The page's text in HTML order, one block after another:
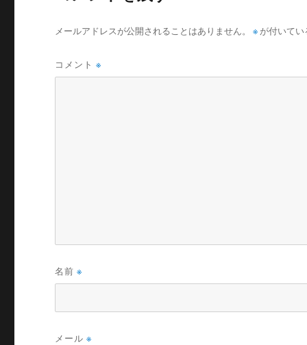
メールアドレスが公開されることはありません。 ※ が付いて
コメント※
名前※
メール※